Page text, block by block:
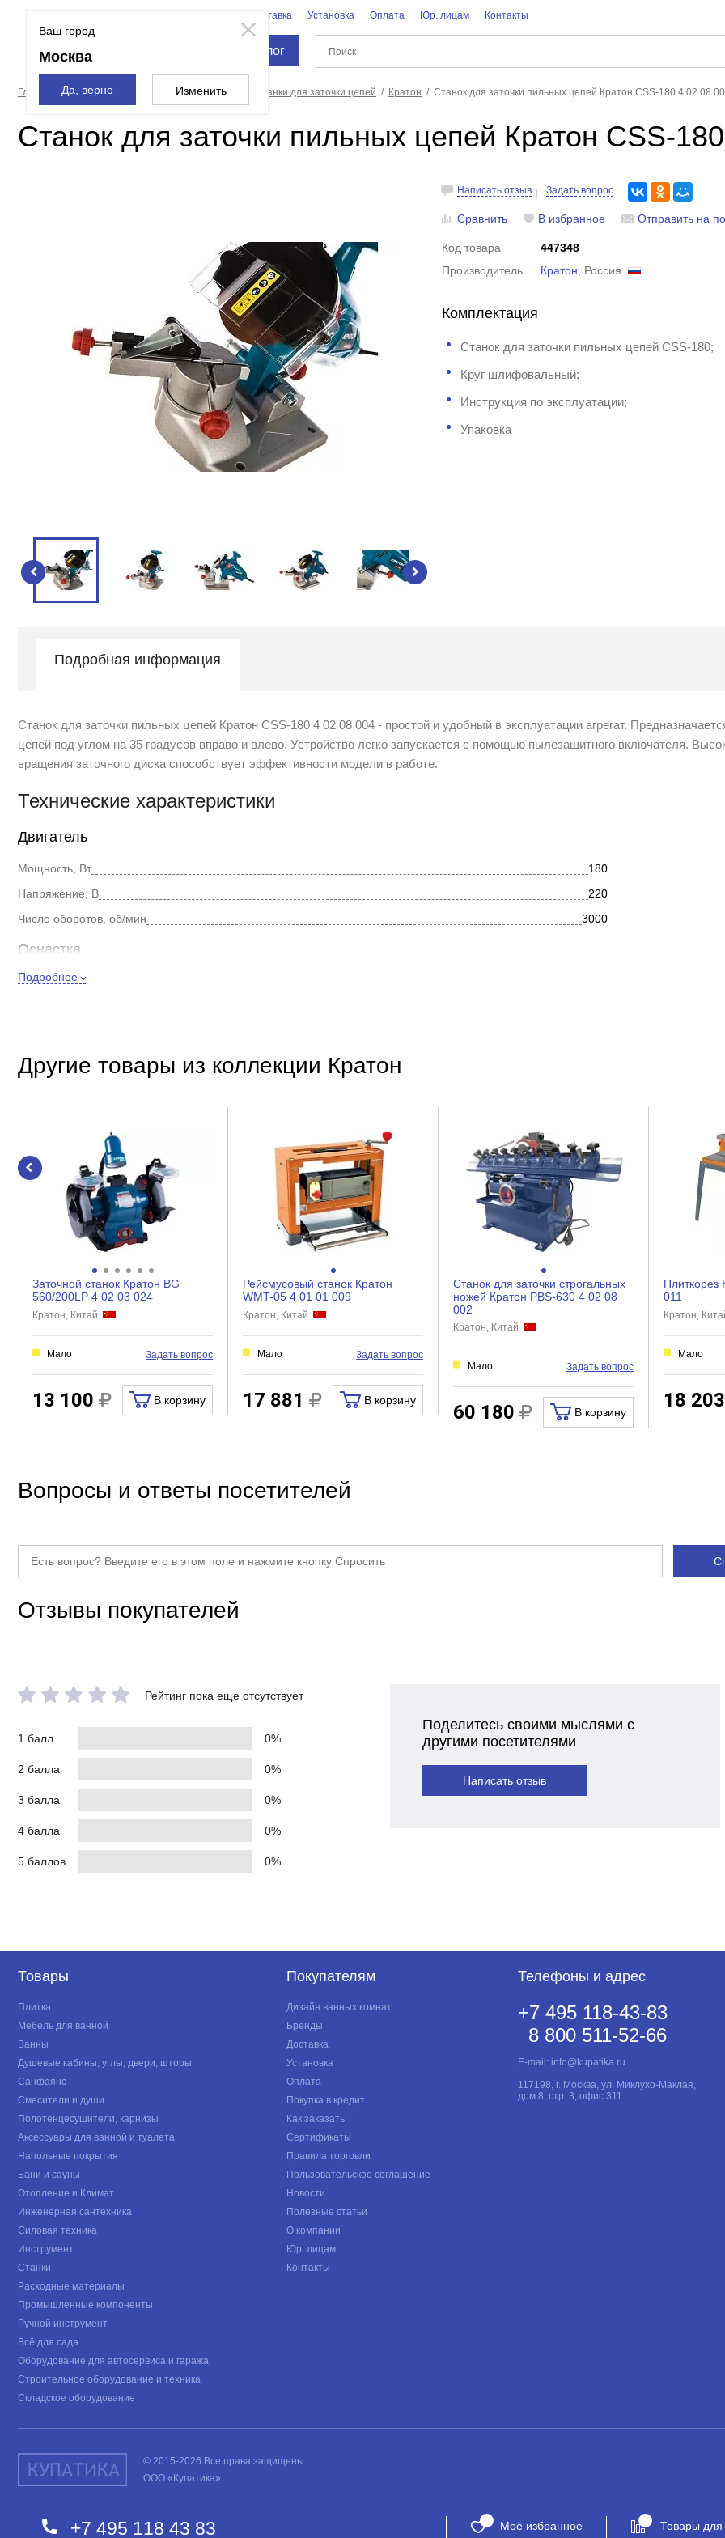
Ваш город
Москва
Да, верно Изменить
Доставка Установка Оплата Юр. лицам Контакты
Каталог
Главная страница Точильные станки Станки для заточки цепей Кратон Станок для заточки пильных цепей Кратон CSS-180 4 02 08
Станок для заточки пильных цепей Кратон CSS-
Написать отзыв Задать вопрос
Сравнить В избранное Отправить на
Код товара
447348
Производитель
Кратон , Россия
Комплектация
Станок для заточки пильных цепей CSS-180;
Круг шлифовальный;
Инструкция по эксплуатации;
Упаковка
Подробная информация
Станок для заточки пильных цепей Кратон CSS-180 4 02 08 004 - простой и удобный в эксплуатации агрегат.
цепей под углом на 35 градусов вправо и влево. Устройство легко запускается с помощью пылезащитного включателя.
вращения заточного диска способствует эффективности модели в работе.
Технические характеристики
Двигатель
Мощность, Вт
180
Напряжение, В
220
Число оборотов, об/мин
3000
Оснастка
Посадочный диаметр, мм
Толщина круга, мм
нет
С гравером
нет
С пылесосом
С тихоходным кругом (мокрая заточка/шлифование)
Угол поворота стола, град
Особенности
Тип точильного станка
2.2
Подробнее
Другие товары из коллекции Кратон
Заточной станок Кратон BG
560/200LP 4 02 03 024
Кратон, Китай
Мало Задать вопрос
13 100 В корзину
Рейсмусовый станок Кратон
WMT-05 4 01 01 009
Кратон, Китай
Мало Задать вопрос
17 881 В корзину
Станок для заточки строгальных
ножей Кратон PBS-630 4 02 08
002
Кратон, Китай
Мало Задать вопрос
60 180 В корзину
Плиткорез
011
Кратон,
Мало
18 203
Вопросы и ответы посетителей
Отзывы покупателей
Рейтинг пока еще отсутствует
1 балл 0%
2 балла 0%
3 балла 0%
4 балла 0%
5 баллов 0%
Поделитесь своими мыслями с
другими посетителями
Написать отзыв
Товары
Плитка
Мебель для ванной
Ванны
Душевые кабины, углы, двери, шторы
Санфаянс
Смесители и души
Полотенцесушители, карнизы
Аксессуары для ванной и туалета
Напольные покрытия
Бани и сауны
Отопление и Климат
Инженерная сантехника
Силовая техника
Инструмент
Станки
Расходные материалы
Промышленные компоненты
Ручной инструмент
Всё для сада
Оборудование для автосервиса и гаража
Строительное оборудование и техника
Складское оборудование
Покупателям
Дизайн ванных комнат
Бренды
Доставка
Установка
Оплата
Покупка в кредит
Как заказать
Сертификаты
Правила торговли
Пользовательское соглашение
Новости
Полезные статьи
О компании
Юр. лицам
Контакты
Телефоны и адрес
+7 495 118-43-83
8 800 511-52-66
E-mail: info@kupatika.ru
117198, г. Москва, ул. Миклухо-Маклая,
дом 8, стр. 3, офис 311
© 2015-2026 Все права защищены.
ООО «Купатика»
+7 495 118 43 83 Товары для
Моё избранное